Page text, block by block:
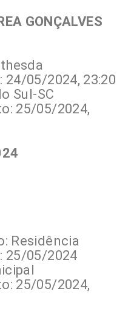
GONÇALVES
24/05/2024, 23:20
Sul-SC
25/05/2024,
Residência
25/05/2024
25/05/2024,